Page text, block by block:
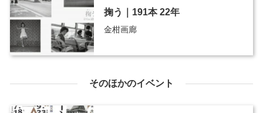
掬う｜191本 22年
金柑画廊
そのほかのイベント